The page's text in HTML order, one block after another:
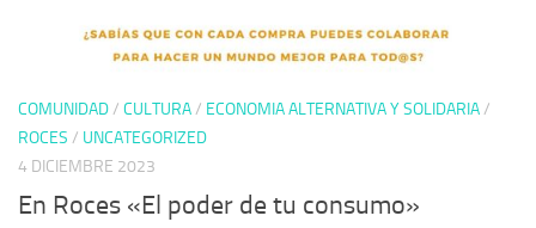
COMUNIDAD/ CULTURA/ ECONOMIA ALTERNATIVA Y SOLIDARIA/
ROCES / UNCATEGORIZED
4 DICIEMBRE 2023
En Roces «El poder de tu consumo»